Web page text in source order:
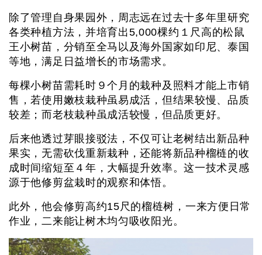
除了管理自身果园外，周志远在过去十多年里研究
各类种植方法，并培育出5,000棵约１尺高的松鼠
王小树苗，分销至全马以及海外国家如印尼、泰国
等地，满足日益增长的市场需求。
每棵小树苗需耗时９个月的栽种及照料才能上市销
售，若使用嫩枝栽种虽易成活，但结果较慢、品质
较差；而老枝栽种虽成活较慢，但品质更好。
后来他透过芽眼接驳法，不仅可让老树结出新品种
果实，无需砍伐重新栽种，还能将新品种榴梿的收
成时间缩短至４年，大幅提升效率。这一技术灵感
源于他修剪盆栽时的观察和体悟。
此外，他会修剪高约15尺的榴梿树，一来方便日常
作业，二来能让树木均匀吸收阳光。